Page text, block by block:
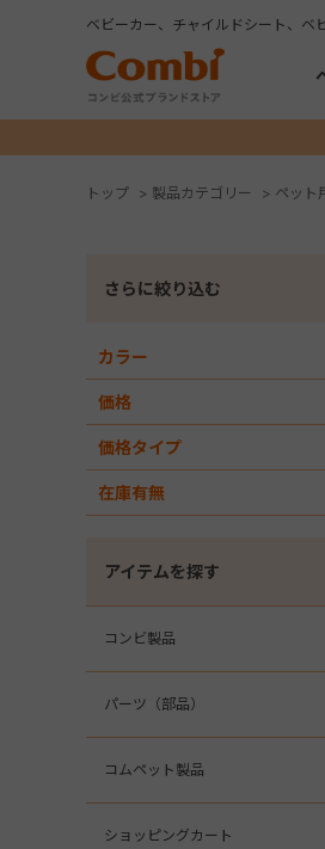
ベビーカー、チャイルドシート、ベ
トップ > 製品カテゴリー > ペット
さらに絞り込む
カラー
価格
価格タイプ
在庫有無
アイテムを探す
コンビ製品
パーツ（部品）
コムペット製品
ショッピングカート